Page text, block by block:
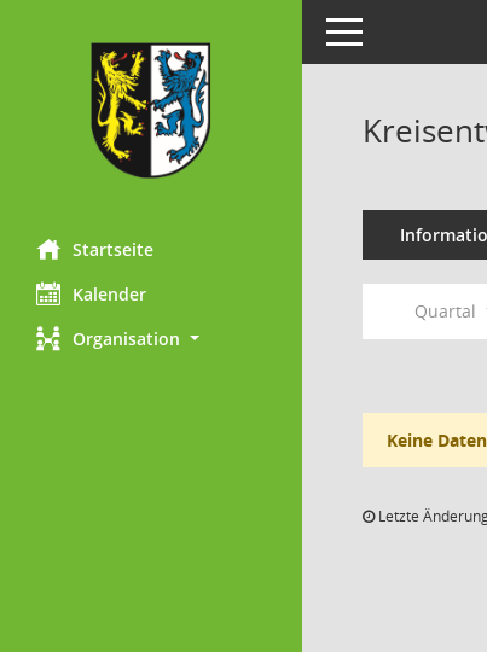
Startseite
Kalender
Organisation
Toggle navigation
Quartal
Keine
Letzte